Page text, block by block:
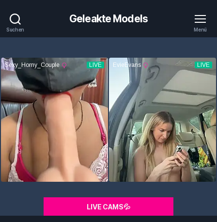
Suchen
Geleakte Models
Menü
LIVE CAMS💦